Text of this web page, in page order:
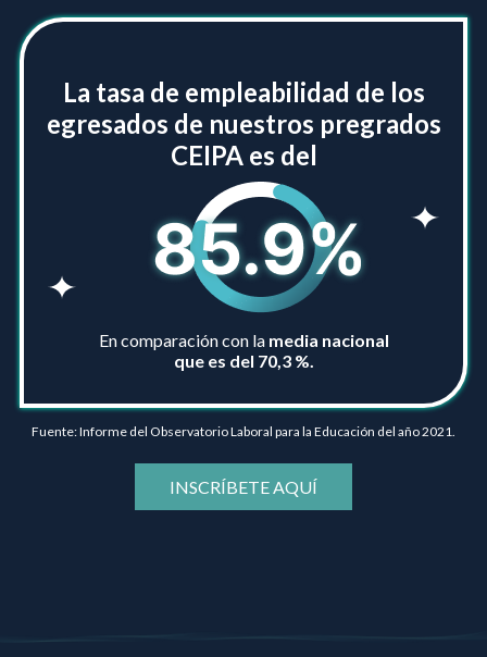
La tasa de empleabilidad de los
egresados de nuestros pregrados
CEIPA es del
En comparación con la media nacional
que es del 70,3 %.
Fuente: Informe del Observatorio Laboral para la Educación del año 2021.
INSCRÍBETE AQUÍ